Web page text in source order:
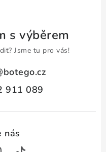
s výběrem
Jsme tu pro vás!
botego.cz
911 089